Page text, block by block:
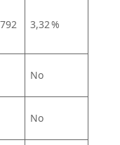
3,32 %
No
No